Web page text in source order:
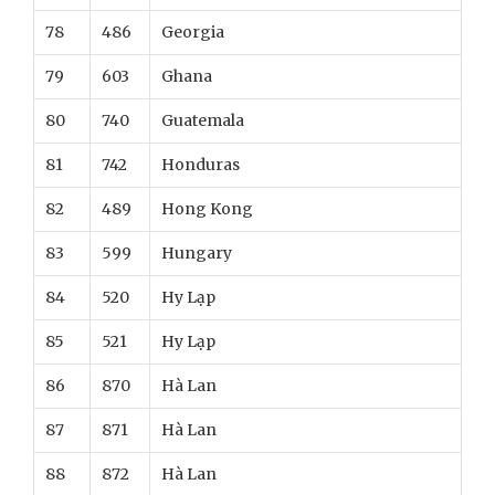
78 486 Georgia
79 603 Ghana
80 740 Guatemala
81 742 Honduras
82 489 Hong Kong
83 599 Hungary
84 520 Hy Lạp
85 521 Hy Lạp
86 870 Hà Lan
87 871 Hà Lan
88 872 Hà Lan